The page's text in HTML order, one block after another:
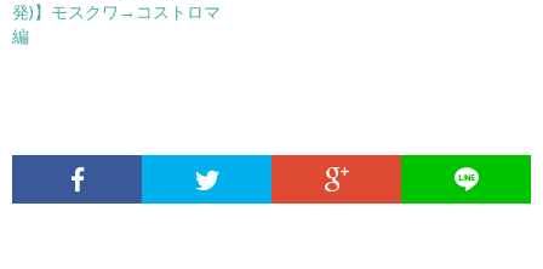
発)】モスクワ→コストロマ
編